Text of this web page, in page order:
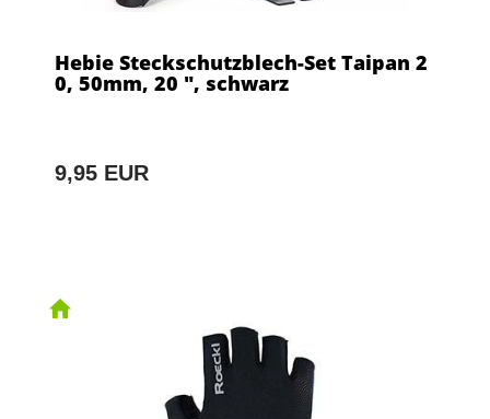
Hebie Steckschutzblech-Set Taipan 2
0, 50mm, 20 ", schwarz
9,95 EUR